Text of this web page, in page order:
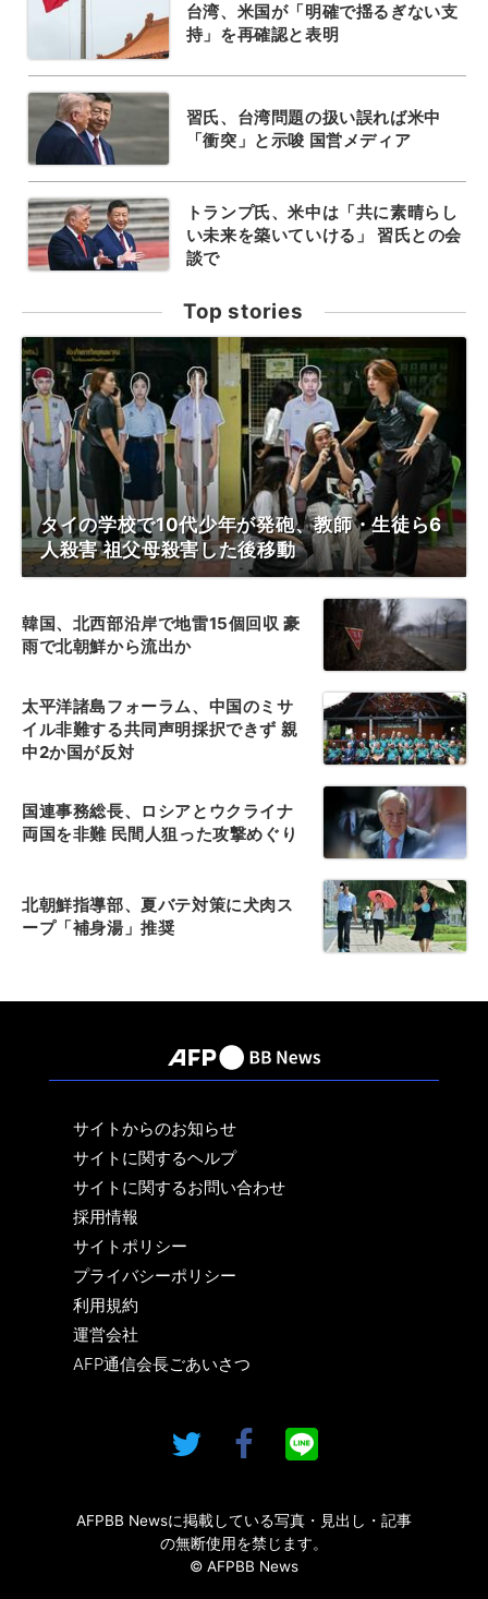
台湾、米国が「明確で揺るぎない支
持」を再確認と表明
習氏、台湾問題の扱い誤れば米中
「衝突」と示唆 国営メディア
トランプ氏、米中は「共に素晴らし
い未来を築いていける」 習氏との会
談で
Top stories
タイの学校で10代少年が発砲、教師・生徒ら6
人殺害 祖父母殺害した後移動
韓国、北西部沿岸で地雷15個回収 豪
雨で北朝鮮から流出か
太平洋諸島フォーラム、中国のミサ
イル非難する共同声明採択できず 親
中2か国が反対
国連事務総長、ロシアとウクライナ
両国を非難 民間人狙った攻撃めぐり
北朝鮮指導部、夏バテ対策に犬肉ス
ープ「補身湯」推奨
サイトからのお知らせ
サイトに関するヘルプ
サイトに関するお問い合わせ
採用情報
サイトポリシー
プライバシーポリシー
利用規約
運営会社
AFP通信会長ごあいさつ
AFPBB Newsに掲載している写真・見出し・記事
の無断使用を禁じます。
© AFPBB News